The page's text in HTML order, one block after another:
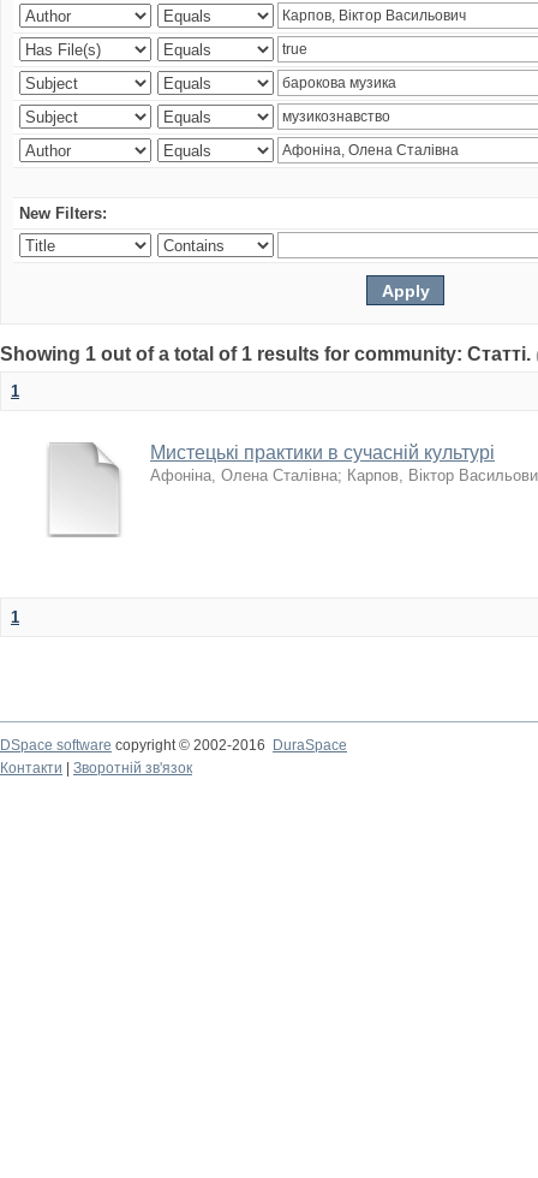
New Filters:
Showing 1 out of a total of 1 results for community: Статті.
1
Мистецькі практики в сучасній культурі
Афоніна, Олена Сталівна; Карпов, Віктор
1
DSpace software copyright © 2002-2016
DuraSpace
Контакти
Зворотній зв'язок